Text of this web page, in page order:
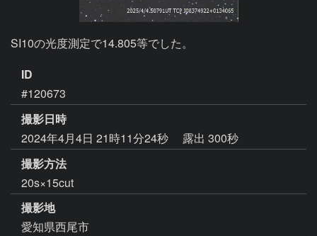
SI10の光度測定で14.805等でした。
ID
#120673
撮影日時
2024年4月4日 21時11分24秒
露出 300秒
撮影方法
20s×15cut
撮影地
愛知県西尾市